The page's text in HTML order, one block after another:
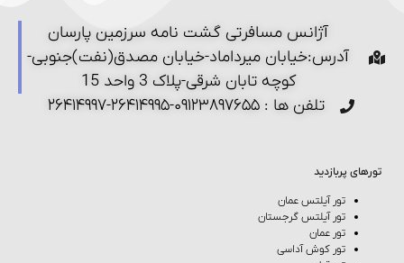
آژانس مسافرتی گشت نامه سرزمین پارسان
آدرس:خیابان میرداماد-خیابان مصدق(نفت)جنوبی-
کوچه تابان شرقی-پلاک 3 واحد 15
تلفن ها : ۰۹۱۲۳۸۹۷۶۵۵-۲۶۴۱۴۹۹۵-۲۶۴۱۴۹۹۷
تورهای پربازدید
تور آیلتس عمان
تور آیلتس گرجستان
تور عمان
تور کوش‌ آداسی